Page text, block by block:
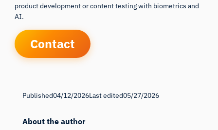
product development or content testing with biometrics and
AI.
Contact
Published04/12/2026Last edited05/27/2026
About the author